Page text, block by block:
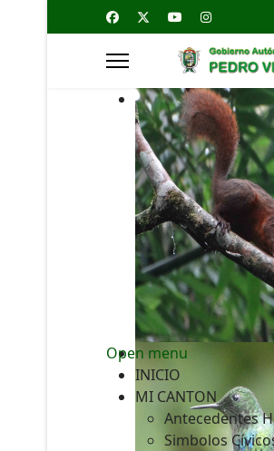
Open menu
INICIO
MI CANTON
Antecedentes
Simbolos